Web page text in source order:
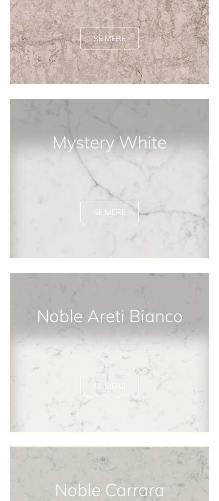
SE MERE
Mystery White
SE MERE
Noble Areti Bianco
SE MERE
Noble Carrara